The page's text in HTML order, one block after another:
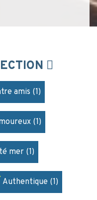
amis (1)
(1)
mer (1)
Authentique (1)